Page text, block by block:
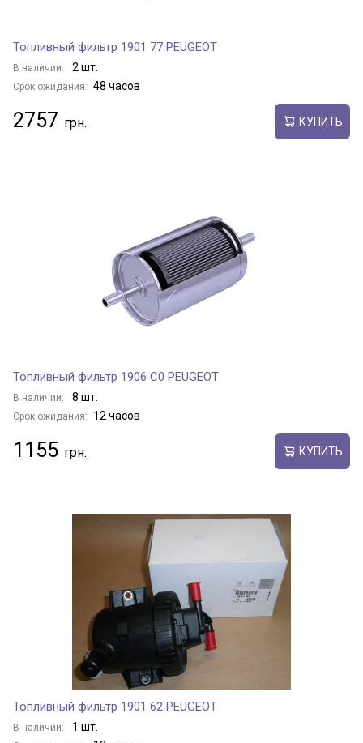
Топливный фильтр 1901 77 PEUGEOT
В наличии: 2 шт.
Срок ожидания: 48 часов
2757 КУПИТЬ
Топливный фильтр 1906 C0 PEUGEOT
В наличии: 8 шт.
Срок ожидания: 12 часов
1155 КУПИТЬ
Топливный фильтр 1901 62 PEUGEOT
В наличии: 1 шт.